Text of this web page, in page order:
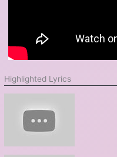
Highlighted Lyrics